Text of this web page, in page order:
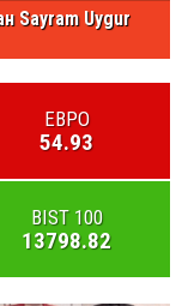
Sayram Uygur
ЕВРО
54.93
BIST 100
13798.82